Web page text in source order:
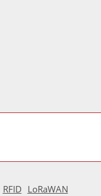
RFID LoRaWAN